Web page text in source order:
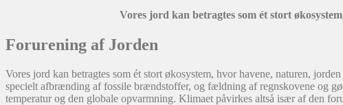
Vores jord kan betragtes som ét stort
Forurening af Jorden
Vores jord kan betragtes som ét stort økosystem, hvor havene, naturen,
specielt afbrænding af fossile brændstoffer, og fældning af regnskovene og
temperatur og den globale opvarmning. Klimaet påvirkes altså især af den